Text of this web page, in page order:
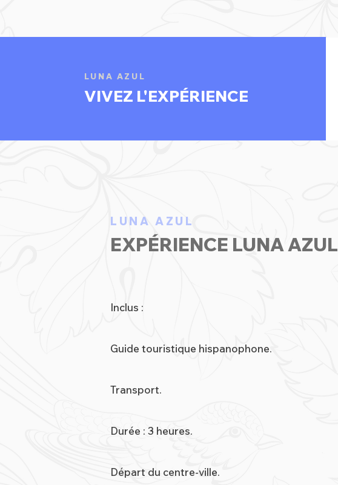
LUNA AZUL
VIVEZ L'EXPÉRIENCE
LUNA AZUL
EXPÉRIENCE LUNA AZUL
Inclus :
Guide touristique hispanophone.
Transport.
Durée : 3 heures.
Départ du centre-ville.